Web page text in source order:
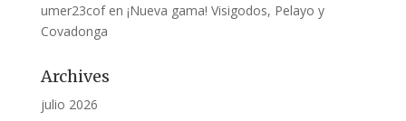
umer23cofen ¡Nueva gama! Visigodos, Pelayo y
Covadonga
Archives
julio 2026